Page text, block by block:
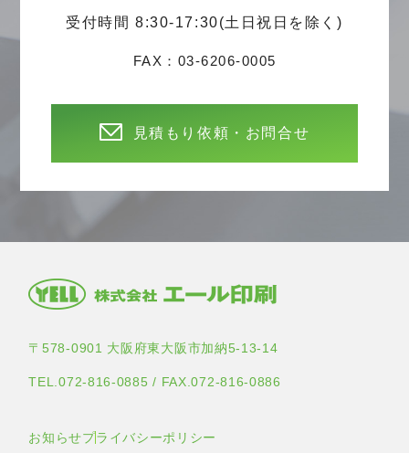
受付時間 8:30-17:30(土日祝日を除く)
FAX：03-6206-0005
見積もり依頼・お問合せ
〒578-0901 大阪府東大阪市加納5-13-14
TEL.072-816-0885 / FAX.072-816-0886
お知らせプライバシーポリシー